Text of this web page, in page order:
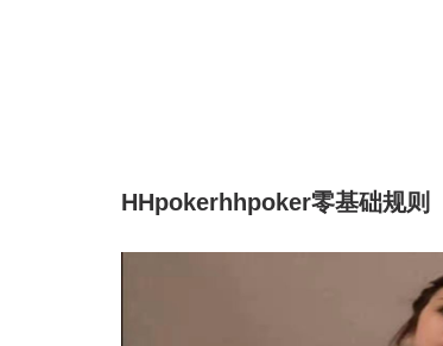
HHpokerhhpoker零基础规则